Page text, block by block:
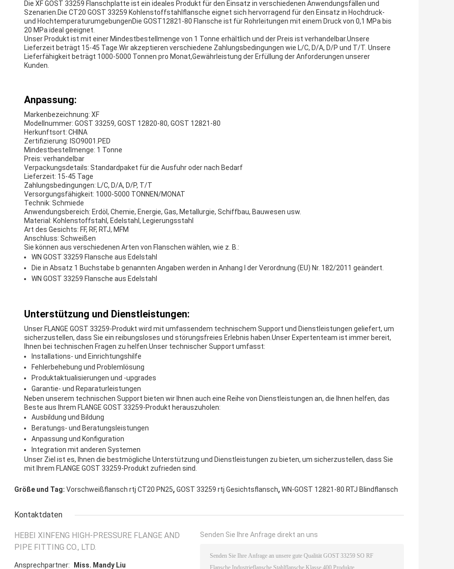
Die XF GOST 33259 Flanschplatte ist ein ideales Produkt für den Einsatz in verschiedenen Anwendungsfällen und
Szenarien.Die CT20 GOST 33259 Kohlenstoffstahlflansche eignet sich hervorragend für den Einsatz in Hochdruck-
und HochtemperaturumgebungenDie GOST12821-80 Flansche ist für Rohrleitungen mit einem Druck von 0,1 MPa bis
20 MPa ideal geeignet.
Unser Produkt ist mit einer Mindestbestellmenge von 1 Tonne erhältlich und der Preis ist verhandelbar.Unsere
Lieferzeit beträgt 15-45 Tage.Wir akzeptieren verschiedene Zahlungsbedingungen wie L/C, D/A, D/P und T/T. Unsere
Lieferfähigkeit beträgt 1000-5000 Tonnen pro Monat,Gewährleistung der Erfüllung der Anforderungen unserer
Kunden.
Anpassung:
Markenbezeichnung: XF
Modellnummer: GOST 33259, GOST 12820-80, GOST 12821-80
Herkunftsort: CHINA
Zertifizierung: ISO9001.PED
Mindestbestellmenge: 1 Tonne
Preis: verhandelbar
Verpackungsdetails: Standardpaket für die Ausfuhr oder nach Bedarf
Lieferzeit: 15-45 Tage
Zahlungsbedingungen: L/C, D/A, D/P, T/T
Versorgungsfähigkeit: 1000-5000 TONNEN/MONAT
Technik: Schmiede
Anwendungsbereich: Erdöl, Chemie, Energie, Gas, Metallurgie, Schiffbau, Bauwesen usw.
Material: Kohlenstoffstahl, Edelstahl, Legierungsstahl
Art des Gesichts: FF, RF, RTJ, MFM
Anschluss: Schweißen
Sie können aus verschiedenen Arten von Flanschen wählen, wie z. B.:
WN GOST 33259 Flansche aus Edelstahl
Die in Absatz 1 Buchstabe b genannten Angaben werden in Anhang I der Verordnung (EU) Nr. 182/2011 geändert.
WN GOST 33259 Flansche aus Edelstahl
Unterstützung und Dienstleistungen:
Unser FLANGE GOST 33259-Produkt wird mit umfassendem technischem Support und Dienstleistungen geliefert, um
sicherzustellen, dass Sie ein reibungsloses und störungsfreies Erlebnis haben.Unser Expertenteam ist immer bereit,
Ihnen bei technischen Fragen zu helfen.Unser technischer Support umfasst:
Installations- und Einrichtungshilfe
Fehlerbehebung und Problemlösung
Produktaktualisierungen und -upgrades
Garantie- und Reparaturleistungen
Neben unserem technischen Support bieten wir Ihnen auch eine Reihe von Dienstleistungen an, die Ihnen helfen, das
Beste aus Ihrem FLANGE GOST 33259-Produkt herauszuholen:
Ausbildung und Bildung
Beratungs- und Beratungsleistungen
Anpassung und Konfiguration
Integration mit anderen Systemen
Unser Ziel ist es, Ihnen die bestmögliche Unterstützung und Dienstleistungen zu bieten, um sicherzustellen, dass Sie
mit Ihrem FLANGE GOST 33259-Produkt zufrieden sind.
Größe und Tag: Vorschweißflansch rtj CT20 PN25, GOST 33259 rtj Gesichtsflansch, WN-GOST 12821-80 RTJ Blindflansch
Kontaktdaten
HEBEI XINFENG HIGH-PRESSURE FLANGE AND
PIPE FITTING CO., LTD.
Ansprechpartner: Miss. Mandy Liu
Senden Sie Ihre Anfrage direkt an uns